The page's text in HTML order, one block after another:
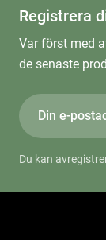
Registrera
Var först med
de senaste
Du kan